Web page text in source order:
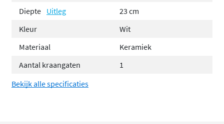
Diepte Uitleg
23 cm
Kleur
Wit
Materiaal
Keramiek
Aantal kraangaten
1
Bekijk alle specificaties